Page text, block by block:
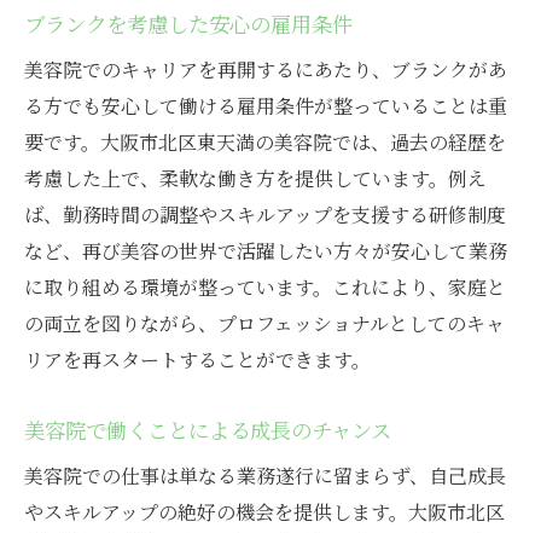
ブランクを考慮した安心の雇用条件
美容院でのキャリアを再開するにあたり、ブランクがあ
る方でも安心して働ける雇用条件が整っていることは重
要です。大阪市北区東天満の美容院では、過去の経歴を
考慮した上で、柔軟な働き方を提供しています。例え
ば、勤務時間の調整やスキルアップを支援する研修制度
など、再び美容の世界で活躍したい方々が安心して業務
に取り組める環境が整っています。これにより、家庭と
の両立を図りながら、プロフェッショナルとしてのキャ
リアを再スタートすることができます。
美容院で働くことによる成長のチャンス
美容院での仕事は単なる業務遂行に留まらず、自己成長
やスキルアップの絶好の機会を提供します。大阪市北区